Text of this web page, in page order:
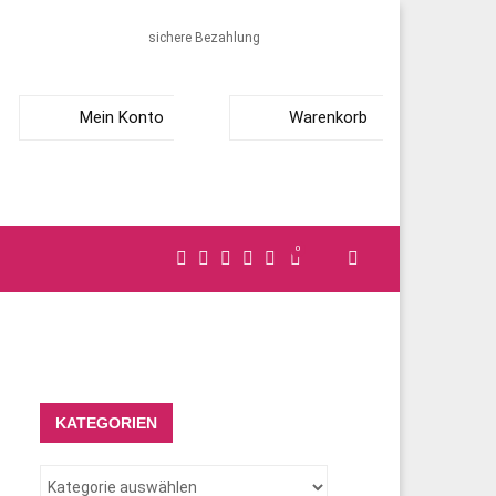
sichere Bezahlung
Mein Konto Warenkorb
0
KATEGORIEN